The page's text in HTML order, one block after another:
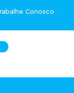
Conosco